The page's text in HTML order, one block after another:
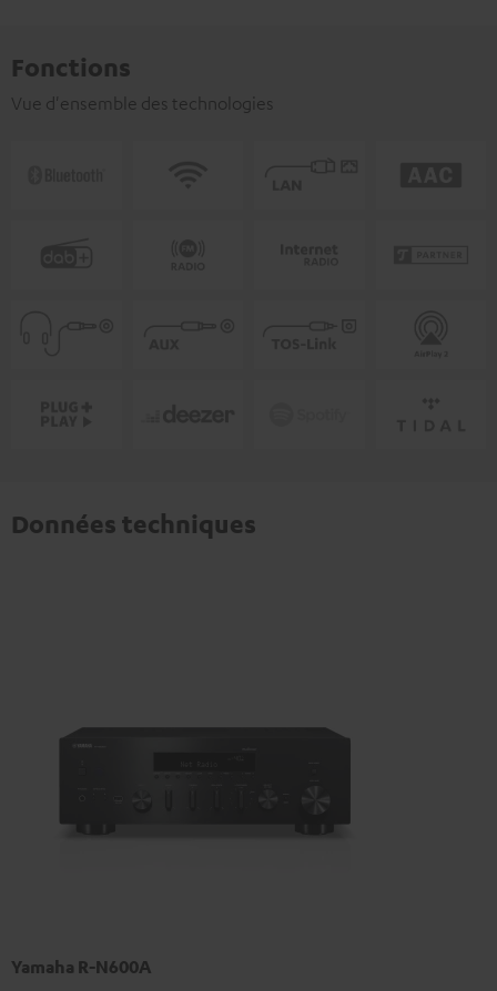
Fonctions
Vue d'ensemble des technologies
Données techniques
Yamaha R-N600A